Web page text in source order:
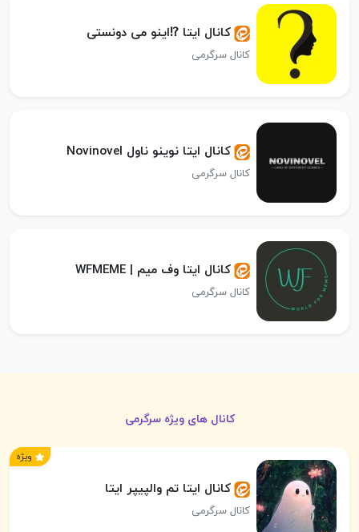
کانال ایتا ⁉️اینو می دونستی
کانال سرگرمی
کانال ایتا نوینو ناول Novinovel
کانال سرگرمی
کانال ایتا وف میم | WFMEME
کانال سرگرمی
کانال های ویژه سرگرمی
ویژه
کانال ایتا تم‌ والپیپر ایتا
کانال سرگرمی